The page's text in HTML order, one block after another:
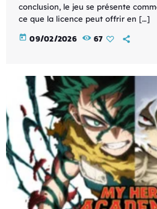
conclusion, le jeu se présente
ce que la licence peut offrir en […]
today 09/02/2026 67